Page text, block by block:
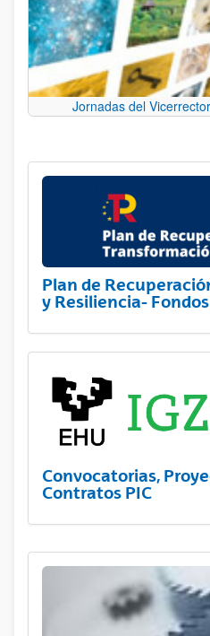
Jornadas del
Plan de
y Resiliencia- Fondos
Convocatorias,
Contratos PIC